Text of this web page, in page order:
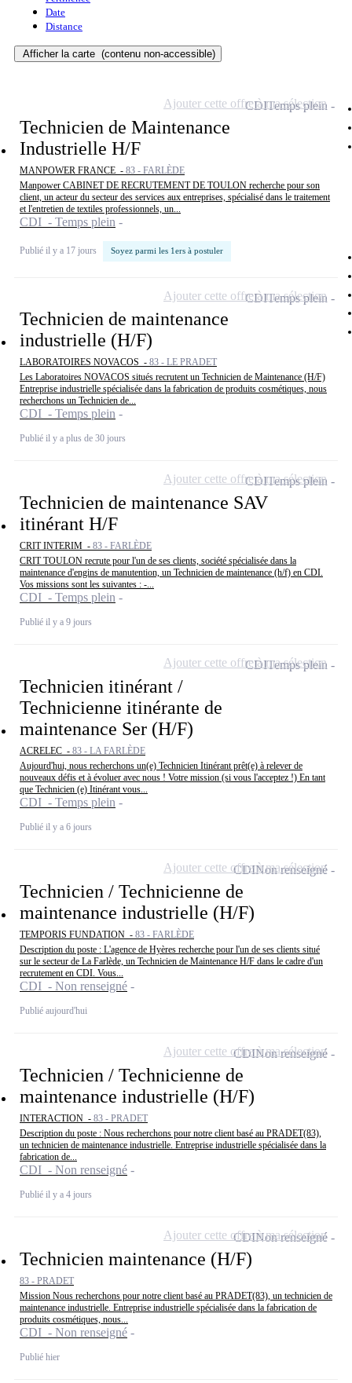
Date
Distance
Afficher la carte (contenu non-accessible)
Technicien de Maintenance
Industrielle H/F
MANPOWER FRANCE - 83 - FARLÈDE
Manpower CABINET DE RECRUTEMENT DE TOULON recherche pour son
client, un acteur du secteur des services aux entreprises, spécialisé dans le traitement
et l'entretien de textiles professionnels, un...
CDI - Temps plein
Publié il y a 17 jours Soyez parmi les 1ers à postuler
CDITemps plein
Ajouter cette offre à ma sélection
Technicien de maintenance
industrielle (H/F)
LABORATOIRES NOVACOS - 83 - LE PRADET
Les Laboratoires NOVACOS situés recrutent un Technicien de Maintenance (H/F)
Entreprise industrielle spécialisée dans la fabrication de produits cosmétiques, nous
recherchons un Technicien de...
CDI - Temps plein
Publié il y a plus de 30 jours
CDITemps plein
Ajouter cette offre à ma sélection
Technicien de maintenance SAV
itinérant H/F
CRIT INTERIM - 83 - FARLÈDE
CRIT TOULON recrute pour l'un de ses clients, société spécialisée dans la
maintenance d'engins de manutention, un Technicien de maintenance (h/f) en CDI.
Vos missions sont les suivantes : -...
CDI - Temps plein
Publié il y a 9 jours
CDITemps plein
Ajouter cette offre à ma sélection
Technicien itinérant /
Technicienne itinérante de
maintenance Ser (H/F)
ACRELEC - 83 - LA FARLÈDE
Aujourd'hui, nous recherchons un(e) Technicien Itinérant prêt(e) à relever de
nouveaux défis et à évoluer avec nous ! Votre mission (si vous l'acceptez !) En tant
que Technicien (e) Itinérant vous...
CDI - Temps plein
Publié il y a 6 jours
CDITemps plein
Ajouter cette offre à ma sélection
Technicien / Technicienne de
maintenance industrielle (H/F)
TEMPORIS FUNDATION - 83 - FARLÈDE
Description du poste : L'agence de Hyères recherche pour l'un de ses clients situé
sur le secteur de La Farlède, un Technicien de Maintenance H/F dans le cadre d'un
recrutement en CDI. Vous...
CDI - Non renseigné
Publié aujourd'hui
CDINon renseigné
Ajouter cette offre à ma sélection
Technicien / Technicienne de
maintenance industrielle (H/F)
INTERACTION - 83 - PRADET
Description du poste : Nous recherchons pour notre client basé au PRADET(83),
un technicien de maintenance industrielle. Entreprise industrielle spécialisée dans la
fabrication de...
CDI - Non renseigné
Publié il y a 4 jours
CDINon renseigné
Ajouter cette offre à ma sélection
Technicien maintenance (H/F)
83 - PRADET
Mission Nous recherchons pour notre client basé au PRADET(83), un technicien de
maintenance industrielle. Entreprise industrielle spécialisée dans la fabrication de
produits cosmétiques, nous...
CDI - Non renseigné
Publié hier
CDINon renseigné
Ajouter cette offre à ma sélection